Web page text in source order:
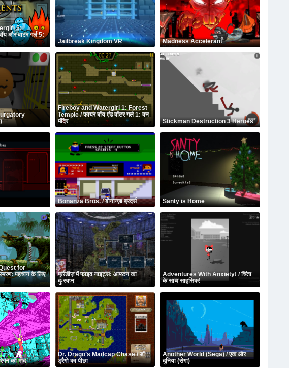
5:
और वाटर गर्ल 5:
Jailbreak Kingdom VR Madness Accelerant
Fireboy and Watergirl 1: Forest
Temple / फायर बॉय एंड वॉटर गर्ल 1: वन
मंदिर
Stickman Destruction 3 Heroes
Bonanza Bros. / बोनान्ज़ा ब्रदर्स Santy is Home
for
पहचान के लिए
फ्रेडीज़ में फाइव नाइट्स: आफ्टन का
दुःस्वप्न
Adventures With Anxiety! / चिंता
के साथ साहसिक!
की मांद
Dr. Drago’s Madcap Chase / डॉ
ड्रैगो का पीछा
Another World (Sega) / एक और
दुनिया (सेगा)